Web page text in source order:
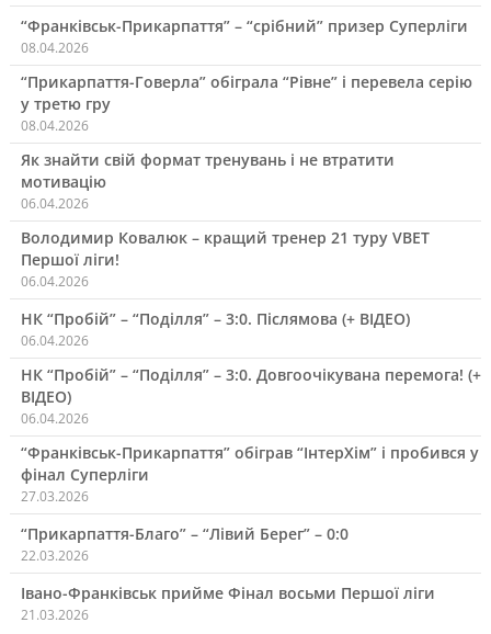
“Франківськ-Прикарпаття” – “срібний” призер Суперліги
08.04.2026
“Прикарпаття-Говерла” обіграла “Рівне” і перевела серію
у третю гру
08.04.2026
Як знайти свій формат тренувань і не втратити
мотивацію
06.04.2026
Володимир Ковалюк – кращий тренер 21 туру VBET
Першої ліги!
06.04.2026
НК “Пробій” – “Поділля” – 3:0. Післямова (+ ВІДЕО)
06.04.2026
НК “Пробій” – “Поділля” – 3:0. Довгоочікувана перемога! (+
ВІДЕО)
06.04.2026
“Франківськ-Прикарпаття” обіграв “ІнтерХім” і пробився у
фінал Суперліги
27.03.2026
“Прикарпаття-Благо” – “Лівий Берег” – 0:0
22.03.2026
Івано-Франківськ прийме Фінал восьми Першої ліги
21.03.2026